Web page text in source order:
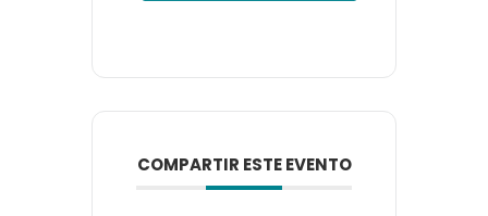
COMPARTIR ESTE EVENTO